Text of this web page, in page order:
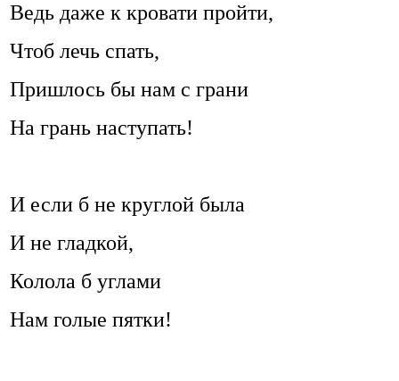
Ведь даже к кровати пройти,
Чтоб лечь спать,
Пришлось бы нам с грани
На грань наступать!
И если б не круглой была
И не гладкой,
Колола б углами
Нам голые пятки!